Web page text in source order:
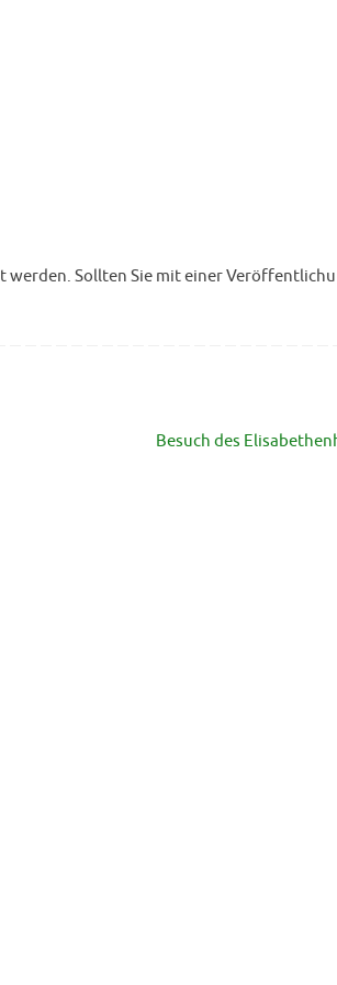
werden. Sollten Sie mit einer
Besuch des